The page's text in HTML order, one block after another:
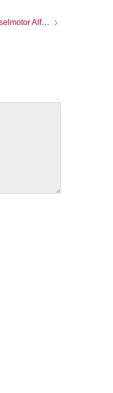
Nieuwe dieselmotor Alfa Romeo Giulietta goed voor 20 procent bijtelling